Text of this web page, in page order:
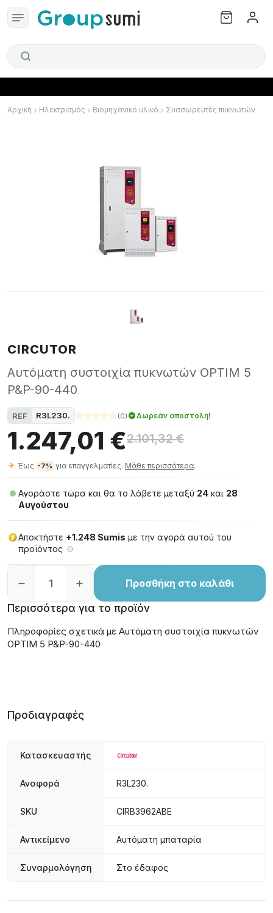
Αρχική Ηλεκτρισμός Βιομηχανικό υλικό Συσσωρευτές πυκνωτών
CIRCUTOR
Αυτόματη συστοιχία πυκνωτών OPTIM 5
P&P-90-440
REF R3L230. (0) Δωρεάν αποστολή!
1.247,01 €2.101,32 €
Έως -7% για επαγγελματίες. Μάθε περισσότερα.
Αγοράστε τώρα και θα το λάβετε μεταξύ 24 και 28
Αυγούστου
Αποκτήστε +1.248 Sumis με την αγορά αυτού του
προϊόντος
Προσθήκη στο καλάθι
Περισσότερα για το προϊόν
Πληροφορίες σχετικά με Αυτόματη συστοιχία πυκνωτών
OPTIM 5 P&P-90-440
Προδιαγραφές
Κατασκευαστής
Αναφορά R3L230.
SKU CIRB3962ABE
Αντικείμενο Αυτόματη μπαταρία
Συναρμολόγηση Στο έδαφος